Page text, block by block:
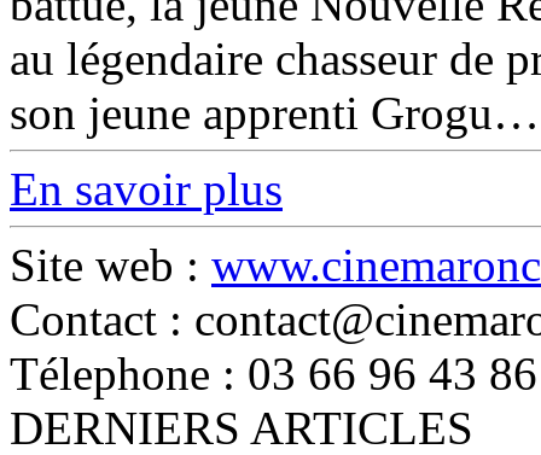
au légendaire chasseur de
son jeune apprenti Grogu…
En savoir plus
Site web :
Contact :
Télephone : 03 66 96 43 86
DERNIERS ARTICLES